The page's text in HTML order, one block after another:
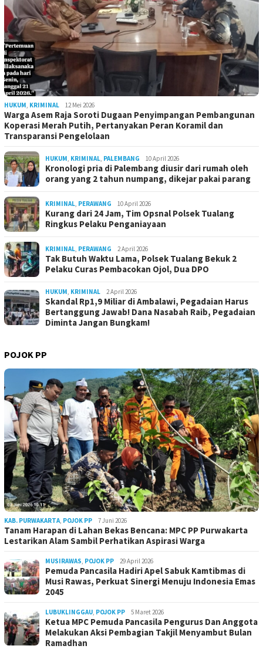
HUKUM, KRIMINAL 12 Mei 2026
Warga Asem Raja Soroti Dugaan Penyimpangan Pembangunan
Koperasi Merah Putih, Pertanyakan Peran Koramil dan
Transparansi Pengelolaan
HUKUM, KRIMINAL, PALEMBANG 10 April 2026
Kronologi pria di Palembang diusir dari rumah oleh
orang yang 2 tahun numpang, dikejar pakai parang
KRIMINAL, PERAWANG 10 April 2026
Kurang dari 24 Jam, Tim Opsnal Polsek Tualang
Ringkus Pelaku Penganiayaan
KRIMINAL, PERAWANG 2 April 2026
Tak Butuh Waktu Lama, Polsek Tualang Bekuk 2
Pelaku Curas Pembacokan Ojol, Dua DPO
HUKUM, KRIMINAL 2 April 2026
Skandal Rp1,9 Miliar di Ambalawi, Pegadaian Harus
Bertanggung Jawab! Dana Nasabah Raib, Pegadaian
Diminta Jangan Bungkam!
POJOK PP
KAB. PURWAKARTA, POJOK PP 7 Juni 2026
Tanam Harapan di Lahan Bekas Bencana: MPC PP Purwakarta
Lestarikan Alam Sambil Perhatikan Aspirasi Warga
MUSIRAWAS, POJOK PP 29 April 2026
Pemuda Pancasila Hadiri Apel Sabuk Kamtibmas di
Musi Rawas, Perkuat Sinergi Menuju Indonesia Emas
2045
LUBUKLINGGAU, POJOK PP 5 Maret 2026
Ketua MPC Pemuda Pancasila Pengurus Dan Anggota
Melakukan Aksi Pembagian Takjil Menyambut Bulan
Ramadhan